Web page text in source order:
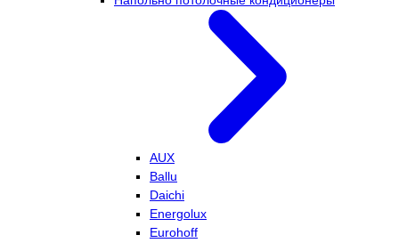
AUX
Ballu
Daichi
Energolux
Eurohoff